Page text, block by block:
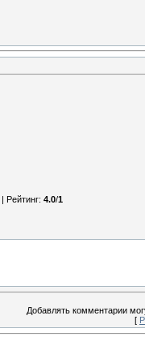
Рейтинг: 4.0/1
Добавлять комментарии
[